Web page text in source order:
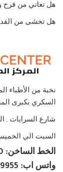
هل تعاني من قرح
هل تخشى من القدم
نخبة من الأطباء
السكري بكبرى
شارع السرايات ,
السبت الي الخميس : 9ص
الخط الساخن: 0224829300
واتس اب: 01211599955